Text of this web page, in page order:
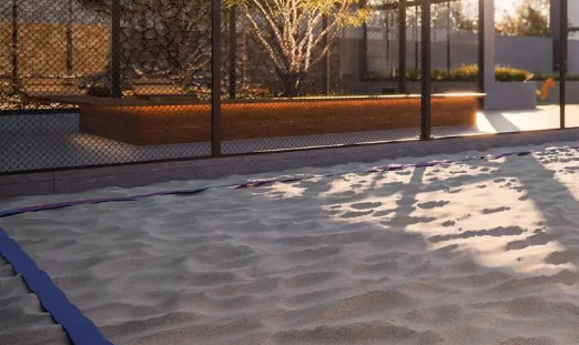
Maiores Construtoras
Parcerias Imobiliárias
Anunciar Imóveis